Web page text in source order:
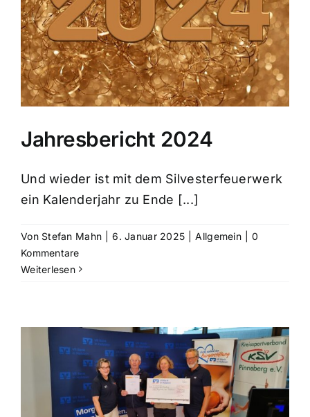
Jahresbericht 2024
Und wieder ist mit dem Silvesterfeuerwerk
ein Kalenderjahr zu Ende [...]
Von Stefan Mahn 6. Januar 2025 Allgemein
0
Kommentare
Weiterlesen